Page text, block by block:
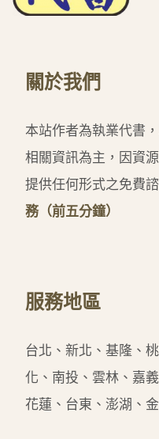
關於我們
本站作者為執業代書
相關資訊為主，因資
提供任何形式之免費
務（前五分鐘）
服務地區
台北、新北、基隆、
化、南投、雲林、嘉
花蓮、台東、澎湖、